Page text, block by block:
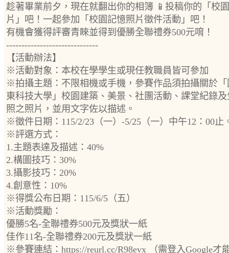
趁著畢業前夕，現在就翻出你的相簿 📱投稿你的「校
片」吧！一起參加「校園記憶照片徵件活動」吧！
有機會獲得評審青睞並得到優勝全聯禮券500元唷！
------------------------------
【活動辦法】
※活動對象：本校在學學生或現任教職員皆可參加
※拍攝主題：不限相機或手機，參賽作品須拍攝關於「
東科技大學」校園建築、美景、社團活動、課堂紀錄
照之照片，並用文字佐以描述。
※徵件日期：115/2/23（一）-5/25（一）中午12：00止
※評選方式：
1.主題表達及描述：40%
2.構圖技巧：30%
3.攝影技巧：20%
4.創意性：10%
※得獎公布日期：115/6/5（五）
※活動獎勵：
優勝5名-全聯禮券500元及獎狀一紙
佳作11名-全聯禮券200元及獎狀一紙
※參賽連結：https://reurl.cc/R98evx （需登入Google才